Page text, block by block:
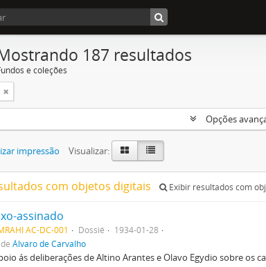
187 resultados
e coleções
Opções
impressão Visualizar:
com objetos digitais Exibir resultados com
assinado
AC-DC-001 Dossiê
1934-01-28
Álvaro de Carvalho
ás deliberações de Altino Arantes e Olavo Egydio sobre os